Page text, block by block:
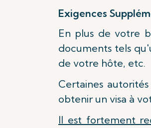
Exigences
En plus de votre
documents tels
de votre hôte, etc.
Certaines
obtenir un visa à
Il est fortement